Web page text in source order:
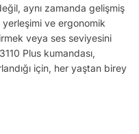
aynı zamanda gelişmiş
ve ergonomik
veya ses seviyesini
Plus kumandası,
için, her yaştan birey